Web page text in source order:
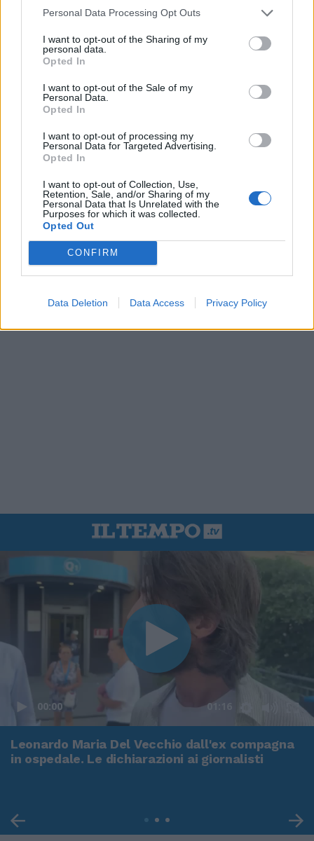
Personal Data Processing Opt Outs
I want to opt-out of the Sharing of my
personal data.
Opted In
I want to opt-out of the Sale of my
Personal Data.
Opted In
I want to opt-out of processing my
Personal Data for Targeted Advertising.
Opted In
I want to opt-out of Collection, Use,
Retention, Sale, and/or Sharing of my
Personal Data that Is Unrelated with the
Purposes for which it was collected.
Opted Out
CONFIRM
Data Deletion Data Access Privacy Policy
00:00 01:16
Leonardo Maria Del Vecchio dall'ex compagna
in ospedale. Le dichiarazioni ai giornalisti